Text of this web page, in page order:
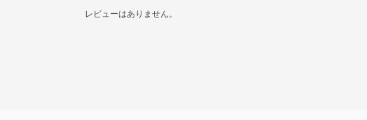
レビューはありません。